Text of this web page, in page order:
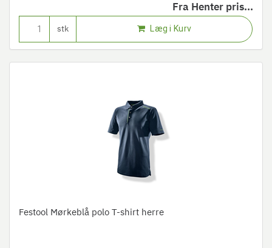
Fra Henter pris...
stk Læg i Kurv
Festool Mørkeblå polo T-shirt herre